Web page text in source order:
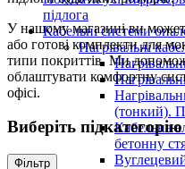
підлога
Кабельні системи
Нагрівальні
(тонкий).
Кабельна
бетонну
У нашому магазині ви
або готові комплекти для
типи покриттів. Ми
облаштувати комфортну
офісі.
Виберіть підкатегорію
Фільтр